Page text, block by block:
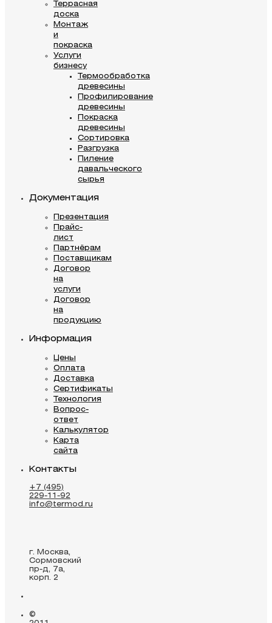
Террасная
доска
Монтаж
и
покраска
Услуги
бизнесу
Термообработка
древесины
Профилирование
древесины
Покраска
древесины
Сортировка
Разгрузка
Пиление
давальческого
сырья
Документация
Презентация
Прайс-
лист
Партнёрам
Поставщикам
Договор
на
услуги
Договор
на
продукцию
Информация
Цены
Оплата
Доставка
Сертификаты
Технология
Вопрос-
ответ
Калькулятор
Карта
сайта
Контакты
+7 (495)
229-11-92
info@termod.ru
г. Москва,
Сормовский
пр-д, 7а,
корп. 2
©